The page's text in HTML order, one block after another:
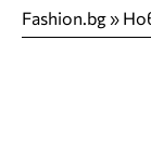
Fashion.bg»